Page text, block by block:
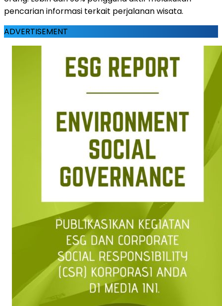
pencarian informasi terkait perjalanan wisata.
ADVERTISEMENT